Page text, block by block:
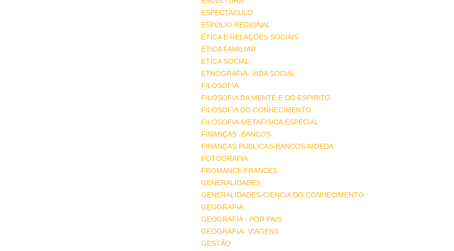
ESPECTACULO
ESPÓLIO REGIONAL
ÉTICA E RELAÇÕES SOCIAIS
ÉTICA FAMILIAR
ETICA SOCIAL
ETNOGRAFIA- VIDA SOCIAL
FILOSOFIA
FILOSOFIA DA MENTE E DO ESPIRITO
FILOSOFIA DO CONHECIMENTO
FILOSOFIA-METAFISICA ESPECIAL
FINANÇAS -BANCOS
FINANÇAS PUBLICAS-BANCOS-MOEDA
FOTOGRAFIA
FROMANCE FRANCES
GENERALIDADES
GENERALIDADES-CIENCIA DO CONHECIMENTO
GEOGRAFIA
GEOGRAFIA - POR PAIS
GEOGRAFIA- VIAGENS
GESTÃO